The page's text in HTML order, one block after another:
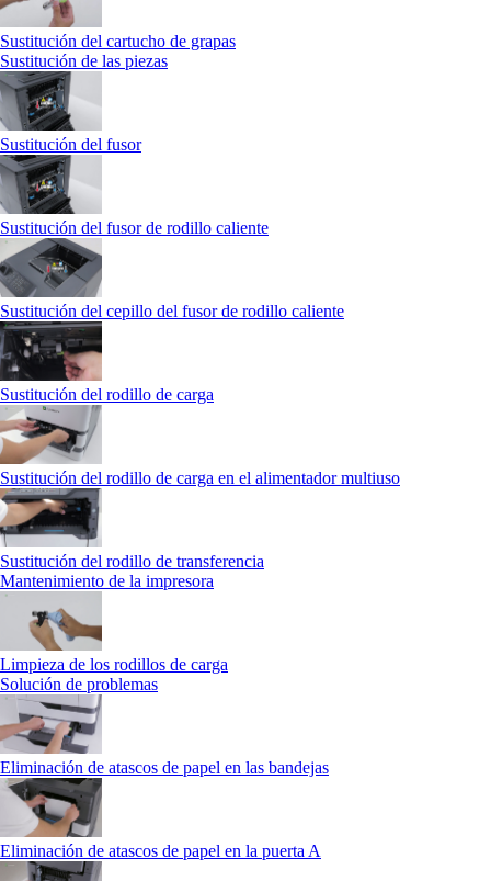
Sustitución del cartucho de grapas
Sustitución de las piezas
Sustitución del fusor
Sustitución del fusor de rodillo caliente
Sustitución del cepillo del fusor de rodillo caliente
Sustitución del rodillo de carga
Sustitución del rodillo de carga en el alimentador multiuso
Sustitución del rodillo de transferencia
Mantenimiento de la impresora
Limpieza de los rodillos de carga
Solución de problemas
Eliminación de atascos de papel en las bandejas
Eliminación de atascos de papel en la puerta A